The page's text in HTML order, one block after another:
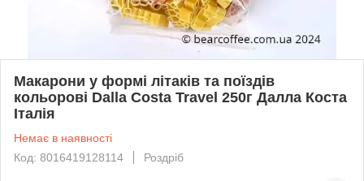
Макарони у формі літаків та поїздів
кольорові Dalla Costa Travel 250г Далла Коста
Італія
Немає в наявності
Код: 8016419128114
Роздріб